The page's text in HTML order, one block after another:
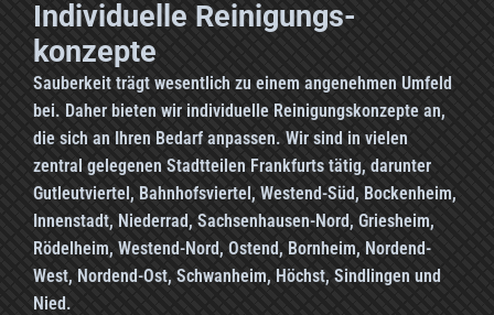
Individuelle Reinigungs­
konzepte
Sauberkeit trägt wesentlich zu einem angenehmen Umfeld
bei. Daher bieten wir individuelle Reinigungskonzepte an,
die sich an Ihren Bedarf anpassen. Wir sind in vielen
zentral gelegenen Stadtteilen Frankfurts tätig, darunter
Gutleutviertel, Bahnhofsviertel, Westend-Süd, Bockenheim,
Innenstadt, Niederrad, Sachsenhausen-Nord, Griesheim,
Rödelheim, Westend-Nord, Ostend, Bornheim, Nordend-
West, Nordend-Ost, Schwanheim, Höchst, Sindlingen und
Nied.